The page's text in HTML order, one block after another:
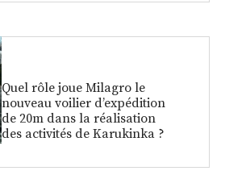
Quel rôle joue Milagro le
nouveau voilier d’expédition
de 20m dans la réalisation
des activités de Karukinka ?